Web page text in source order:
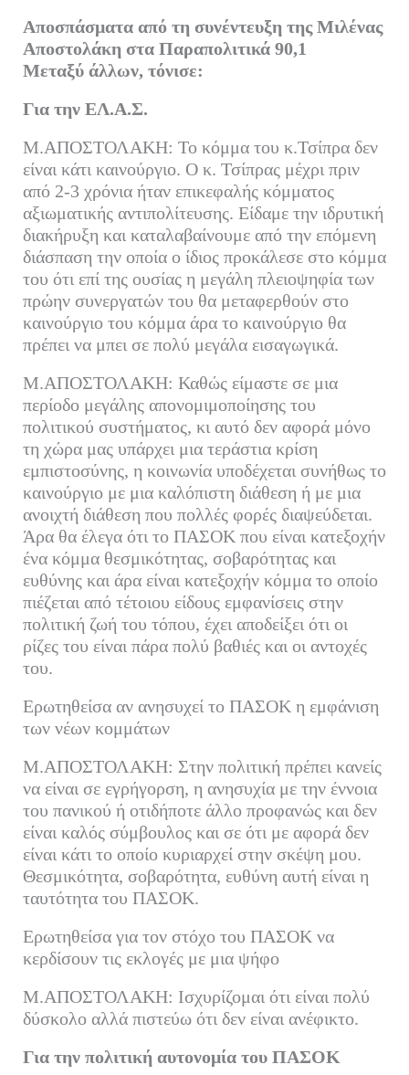
Αποσπάσματα από τη συνέντευξη της Μιλένας
Αποστολάκη στα Παραπολιτικά 90,1
Μεταξύ άλλων, τόνισε:
Για την ΕΛ.Α.Σ.
Μ.ΑΠΟΣΤΟΛΑΚΗ: Το κόμμα του κ.Τσίπρα δεν
είναι κάτι καινούργιο. Ο κ. Τσίπρας μέχρι πριν
από 2-3 χρόνια ήταν επικεφαλής κόμματος
αξιωματικής αντιπολίτευσης. Είδαμε την ιδρυτική
διακήρυξη και καταλαβαίνουμε από την επόμενη
διάσπαση την οποία ο ίδιος προκάλεσε στο κόμμα
του ότι επί της ουσίας η μεγάλη πλειοψηφία των
πρώην συνεργατών του θα μεταφερθούν στο
καινούργιο του κόμμα άρα το καινούργιο θα
πρέπει να μπει σε πολύ μεγάλα εισαγωγικά.
Μ.ΑΠΟΣΤΟΛΑΚΗ: Καθώς είμαστε σε μια
περίοδο μεγάλης απονομιμοποίησης του
πολιτικού συστήματος, κι αυτό δεν αφορά μόνο
τη χώρα μας υπάρχει μια τεράστια κρίση
εμπιστοσύνης, η κοινωνία υποδέχεται συνήθως το
καινούργιο με μια καλόπιστη διάθεση ή με μια
ανοιχτή διάθεση που πολλές φορές διαψεύδεται.
Άρα θα έλεγα ότι το ΠΑΣΟΚ που είναι κατεξοχήν
ένα κόμμα θεσμικότητας, σοβαρότητας και
ευθύνης και άρα είναι κατεξοχήν κόμμα το οποίο
πιέζεται από τέτοιου είδους εμφανίσεις στην
πολιτική ζωή του τόπου, έχει αποδείξει ότι οι
ρίζες του είναι πάρα πολύ βαθιές και οι αντοχές
του.
Ερωτηθείσα αν ανησυχεί το ΠΑΣΟΚ η εμφάνιση
των νέων κομμάτων
Μ.ΑΠΟΣΤΟΛΑΚΗ: Στην πολιτική πρέπει κανείς
να είναι σε εγρήγορση, η ανησυχία με την έννοια
του πανικού ή οτιδήποτε άλλο προφανώς και δεν
είναι καλός σύμβουλος και σε ότι με αφορά δεν
είναι κάτι το οποίο κυριαρχεί στην σκέψη μου.
Θεσμικότητα, σοβαρότητα, ευθύνη αυτή είναι η
ταυτότητα του ΠΑΣΟΚ.
Ερωτηθείσα για τον στόχο του ΠΑΣΟΚ να
κερδίσουν τις εκλογές με μια ψήφο
Μ.ΑΠΟΣΤΟΛΑΚΗ: Ισχυρίζομαι ότι είναι πολύ
δύσκολο αλλά πιστεύω ότι δεν είναι ανέφικτο.
Για την πολιτική αυτονομία του ΠΑΣΟΚ